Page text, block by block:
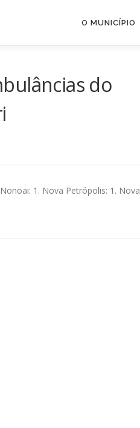
O MUNICÍPIO
do
1. Nova Petrópolis: 1. Nova